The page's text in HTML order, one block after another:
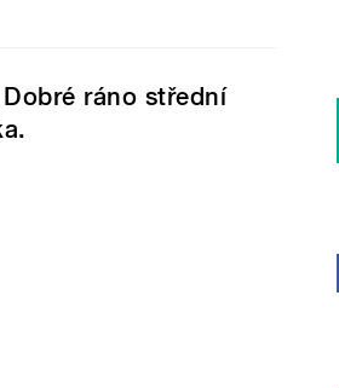
ráno střední